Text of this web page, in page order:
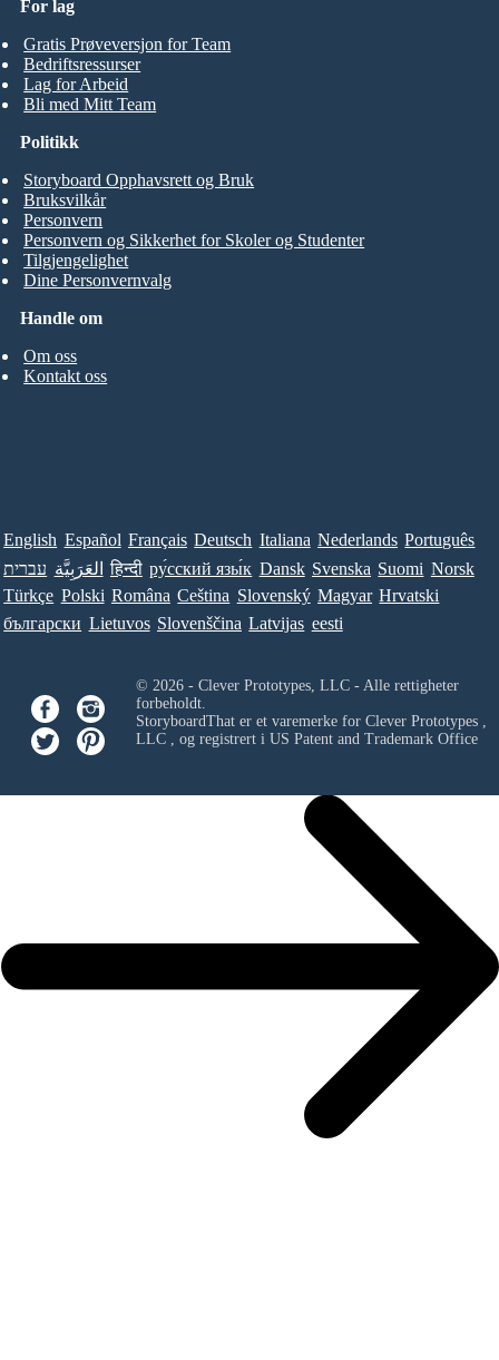
For lag
Gratis Prøveversjon for Team
Bedriftsressurser
Lag for Arbeid
Bli med Mitt Team
Handle om
Om oss
Kontakt oss
Politikk
Storyboard Opphavsrett og Bruk
Bruksvilkår
Personvern
Personvern og Sikkerhet for Skoler og Studenter
Tilgjengelighet
Dine Personvernvalg
English Español Français Deutsch Italiana Nederlands Português
עברית العَرَبِيَّة हिन्दी ру́сский язы́к Dansk Svenska Suomi Norsk
Türkçe Polski Româna Ceština Slovenský Magyar Hrvatski
български Lietuvos Slovenščina Latvijas eesti
© 2026 - Clever Prototypes, LLC - Alle rettigheter
forbeholdt.
StoryboardThat er et varemerke for Clever Prototypes ,
LLC, og registrert i US Patent and Trademark Office